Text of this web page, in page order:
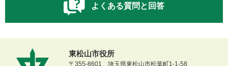
よくある質問と回答
東松山市役所
〒355-8601 埼玉県東松山市松葉町1-1-58